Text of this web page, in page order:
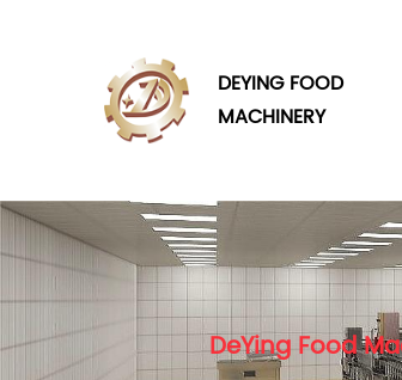
DEYING FOOD
MACHINERY
DeYing Food